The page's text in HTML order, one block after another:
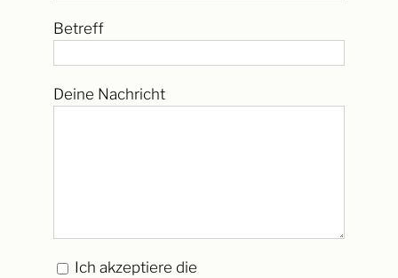
Betreff
Deine Nachricht
Ich akzeptiere die